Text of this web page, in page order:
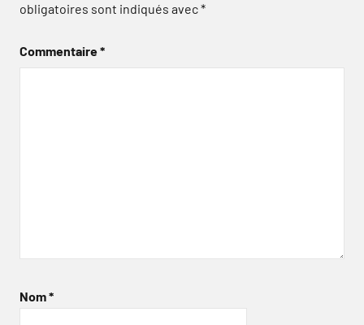
obligatoires sont indiqués avec*
Commentaire*
Nom*